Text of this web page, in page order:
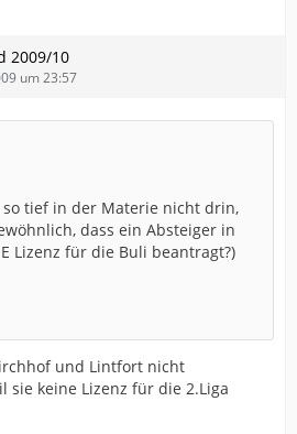
2009/10
um 23:57
so tief in der Materie nicht drin,
dass ein Absteiger in
Lizenz für die Buli beantragt?)
und Lintfort nicht
sie keine Lizenz für die 2.Liga